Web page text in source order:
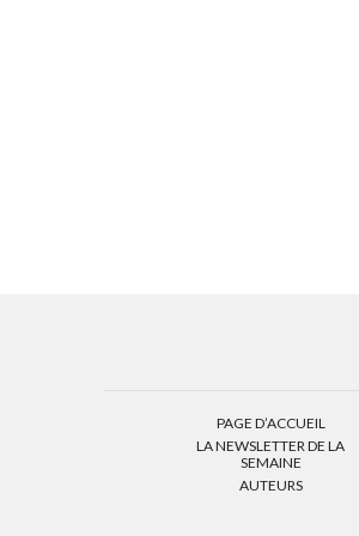
PAGE D’ACCUEIL
LA NEWSLETTER DE LA
SEMAINE
AUTEURS